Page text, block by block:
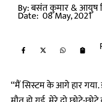
By:बसंत कुमार& आयुष
Date: 08 May, 2021
‘‘मैं सिस्टम के आगे हार